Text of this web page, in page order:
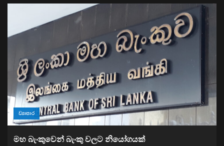
ව්‍යාපාර
මහ බැංකුවෙන් බැංකු වලට නියෝගයක්